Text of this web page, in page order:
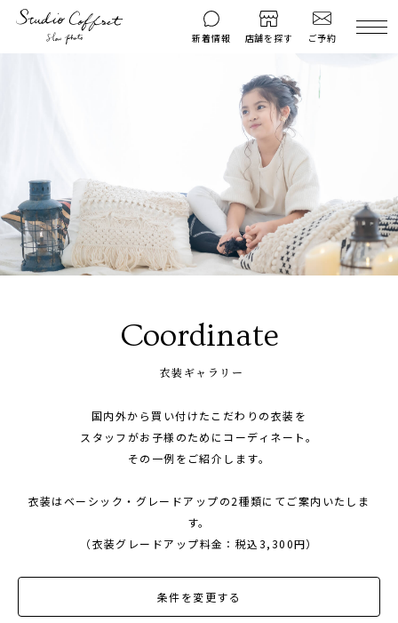
新着情報 店舗を探す ご予約
撮影後のお問い
合わせ
料金シミュレーション
衣装ギャラリー よくある質問
キャンペーン コフレマグ
お知らせ 資料請求
1/2成人式・十歳の祝い
十三祝い・十三参り
1歳誕生日
誕生日
100日祝い・お食い初め
Coordinate
衣装ギャラリー
国内外から買い付けたこだわりの衣装を
スタッフがお子様のためにコーディネート。
その一例をご紹介します。
衣装はベーシック・グレードアップの2種類にてご案内いたしま
す。
（衣装グレードアップ料金：税込3,300円）
条件を変更する